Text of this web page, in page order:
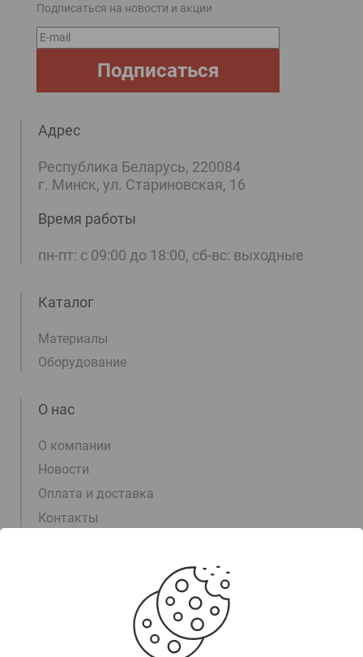
Подписаться на новости и акции
E-
mail
Подписаться
Адрес
Республика Беларусь, 220084
г. Минск, ул. Стариновская, 16
Время работы
пн-пт: с 09:00 до 18:00, сб-вс: выходные
Каталог
Материалы
Оборудование
О нас
О компании
Новости
Оплата и доставка
Контакты
+375 (17) 311-00-15
+375 (29) 105-55-55
+375 (29) 700-30-03